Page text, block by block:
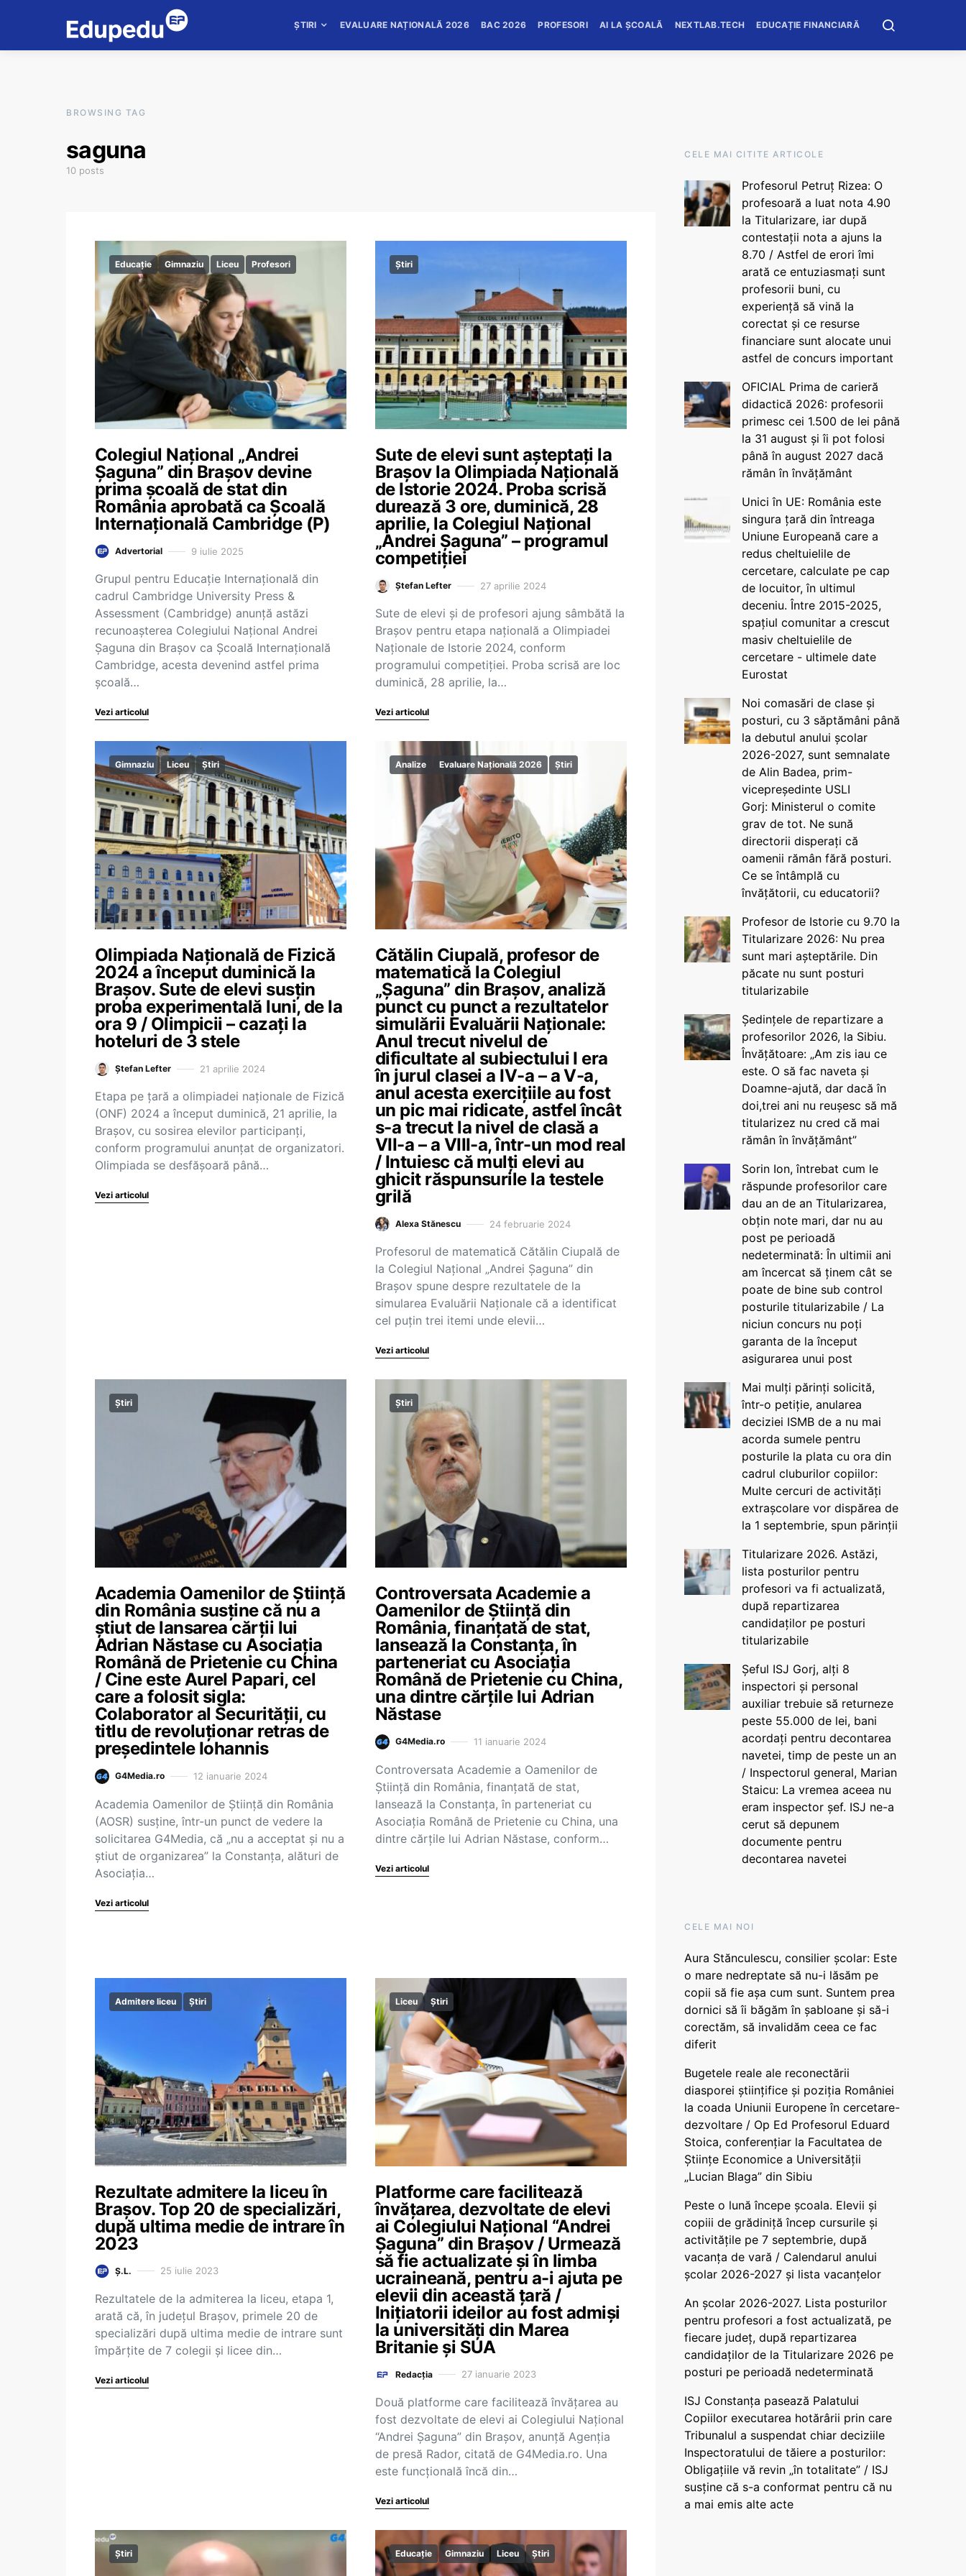
ȘTIRI EVALUARE NAȚIONALĂ 2026 BAC 2026 PROFESORI AI LA ȘCOALĂ NEXTLAB.TECH EDUCAȚIE FINANCIARĂ
BROWSING TAG
saguna
10 posts
Educație Gimnaziu Liceu Profesori
Colegiul Național „Andrei
Șaguna” din Brașov devine
prima școală de stat din
România aprobată ca Școală
Internațională Cambridge (P)
Advertorial 9 iulie 2025
Grupul pentru Educație Internațională din
cadrul Cambridge University Press &
Assessment (Cambridge) anunță astăzi
recunoașterea Colegiului Național Andrei
Șaguna din Brașov ca Școală Internațională
Cambridge, acesta devenind astfel prima
școală…
Vezi articolul
Știri
Sute de elevi sunt așteptați la
Brașov la Olimpiada Națională
de Istorie 2024. Proba scrisă
durează 3 ore, duminică, 28
aprilie, la Colegiul Național
„Andrei Șaguna” – programul
competiției
Ștefan Lefter 27 aprilie 2024
Sute de elevi și de profesori ajung sâmbătă la
Brașov pentru etapa națională a Olimpiadei
Naționale de Istorie 2024, conform
programului competiției. Proba scrisă are loc
duminică, 28 aprilie, la…
Vezi articolul
Gimnaziu Liceu Știri
Olimpiada Națională de Fizică
2024 a început duminică la
Brașov. Sute de elevi susțin
proba experimentală luni, de la
ora 9 / Olimpicii – cazați la
hoteluri de 3 stele
Ștefan Lefter 21 aprilie 2024
Etapa pe țară a olimpiadei naționale de Fizică
(ONF) 2024 a început duminică, 21 aprilie, la
Brașov, cu sosirea elevilor participanți,
conform programului anunțat de organizatori.
Olimpiada se desfășoară până…
Vezi articolul
Analize Evaluare Națională 2026 Știri
Cătălin Ciupală, profesor de
matematică la Colegiul
„Şaguna” din Braşov, analiză
punct cu punct a rezultatelor
simulării Evaluării Naționale:
Anul trecut nivelul de
dificultate al subiectului I era
în jurul clasei a IV-a – a V-a,
anul acesta exercițiile au fost
un pic mai ridicate, astfel încât
s-a trecut la nivel de clasă a
VII-a – a VIII-a, într-un mod real
/ Intuiesc că mulți elevi au
ghicit răspunsurile la testele
grilă
Alexa Stănescu 24 februarie 2024
Profesorul de matematică Cătălin Ciupală de
la Colegiul Național „Andrei Şaguna” din
Braşov spune despre rezultatele de la
simularea Evaluării Naționale că a identificat
cel puțin trei itemi unde elevii…
Vezi articolul
Știri
Academia Oamenilor de Știință
din România susține că nu a
știut de lansarea cărții lui
Adrian Năstase cu Asociația
Română de Prietenie cu China
/ Cine este Aurel Papari, cel
care a folosit sigla:
Colaborator al Securității, cu
titlu de revoluționar retras de
președintele Iohannis
G4Media.ro 12 ianuarie 2024
Academia Oamenilor de Știință din România
(AOSR) susține, într-un punct de vedere la
solicitarea G4Media, că „nu a acceptat și nu a
știut de organizarea” la Constanța, alături de
Asociația…
Vezi articolul
Știri
Controversata Academie a
Oamenilor de Știință din
România, finanțată de stat,
lansează la Constanța, în
parteneriat cu Asociația
Română de Prietenie cu China,
una dintre cărțile lui Adrian
Năstase
G4Media.ro 11 ianuarie 2024
Controversata Academie a Oamenilor de
Știință din România, finanțată de stat,
lansează la Constanța, în parteneriat cu
Asociația Română de Prietenie cu China, una
dintre cărțile lui Adrian Năstase, conform…
Vezi articolul
Admitere liceu Știri
Rezultate admitere la liceu în
Brașov. Top 20 de specializări,
după ultima medie de intrare în
2023
Ș.L. 25 iulie 2023
Rezultatele de la admiterea la liceu, etapa 1,
arată că, în județul Brașov, primele 20 de
specializări după ultima medie de intrare sunt
împărțite de 7 colegii și licee din…
Vezi articolul
Liceu Știri
Platforme care facilitează
învățarea, dezvoltate de elevi
ai Colegiului Național “Andrei
Șaguna” din Brașov / Urmează
să fie actualizate și în limba
ucraineană, pentru a-i ajuta pe
elevii din această țară /
Inițiatorii ideilor au fost admiși
la universități din Marea
Britanie și SUA
Redacția 27 ianuarie 2023
Două platforme care facilitează învățarea au
fost dezvoltate de elevi ai Colegiului Național
“Andrei Șaguna” din Brașov, anunță Agenția
de presă Rador, citată de G4Media.ro. Una
este funcțională încă din…
Vezi articolul
Știri Educație Gimnaziu Liceu Știri
CELE MAI CITITE ARTICOLE
Profesorul Petruț Rizea: O
profesoară a luat nota 4.90
la Titularizare, iar după
contestații nota a ajuns la
8.70 / Astfel de erori îmi
arată ce entuziasmați sunt
profesorii buni, cu
experiență să vină la
corectat și ce resurse
financiare sunt alocate unui
astfel de concurs important
OFICIAL Prima de carieră
didactică 2026: profesorii
primesc cei 1.500 de lei până
la 31 august și îi pot folosi
până în august 2027 dacă
rămân în învățământ
Unici în UE: România este
singura țară din întreaga
Uniune Europeană care a
redus cheltuielile de
cercetare, calculate pe cap
de locuitor, în ultimul
deceniu. Între 2015-2025,
spațiul comunitar a crescut
masiv cheltuielile de
cercetare - ultimele date
Eurostat
Noi comasări de clase și
posturi, cu 3 săptămâni până
la debutul anului școlar
2026-2027, sunt semnalate
de Alin Badea, prim-
vicepreședinte USLI
Gorj: Ministerul o comite
grav de tot. Ne sună
directorii disperați că
oamenii rămân fără posturi.
Ce se întâmplă cu
învățătorii, cu educatorii?
Profesor de Istorie cu 9.70 la
Titularizare 2026: Nu prea
sunt mari așteptările. Din
păcate nu sunt posturi
titularizabile
Ședințele de repartizare a
profesorilor 2026, la Sibiu.
Învățătoare: „Am zis iau ce
este. O să fac naveta și
Doamne-ajută, dar dacă în
doi,trei ani nu reușesc să mă
titularizez nu cred că mai
rămân în învățământ”
Sorin Ion, întrebat cum le
răspunde profesorilor care
dau an de an Titularizarea,
obțin note mari, dar nu au
post pe perioadă
nedeterminată: În ultimii ani
am încercat să ținem cât se
poate de bine sub control
posturile titularizabile / La
niciun concurs nu poți
garanta de la început
asigurarea unui post
Mai mulți părinți solicită,
într-o petiție, anularea
deciziei ISMB de a nu mai
acorda sumele pentru
posturile la plata cu ora din
cadrul cluburilor copiilor:
Multe cercuri de activități
extrașcolare vor dispărea de
la 1 septembrie, spun părinții
Titularizare 2026. Astăzi,
lista posturilor pentru
profesori va fi actualizată,
după repartizarea
candidaților pe posturi
titularizabile
Șeful ISJ Gorj, alți 8
inspectori și personal
auxiliar trebuie să returneze
peste 55.000 de lei, bani
acordați pentru decontarea
navetei, timp de peste un an
/ Inspectorul general, Marian
Staicu: La vremea aceea nu
eram inspector șef. ISJ ne-a
cerut să depunem
documente pentru
decontarea navetei
CELE MAI NOI
Aura Stănculescu, consilier școlar: Este
o mare nedreptate să nu-i lăsăm pe
copii să fie așa cum sunt. Suntem prea
dornici să îi băgăm în șabloane și să-i
corectăm, să invalidăm ceea ce fac
diferit
Bugetele reale ale reconectării
diasporei științifice și poziția României
la coada Uniunii Europene în cercetare-
dezvoltare / Op Ed Profesorul Eduard
Stoica, conferențiar la Facultatea de
Științe Economice a Universității
„Lucian Blaga” din Sibiu
Peste o lună începe școala. Elevii și
copiii de grădiniță încep cursurile și
activitățile pe 7 septembrie, după
vacanța de vară / Calendarul anului
școlar 2026-2027 și lista vacanțelor
An școlar 2026-2027. Lista posturilor
pentru profesori a fost actualizată, pe
fiecare județ, după repartizarea
candidaților de la Titularizare 2026 pe
posturi pe perioadă nedeterminată
ISJ Constanța pasează Palatului
Copiilor executarea hotărârii prin care
Tribunalul a suspendat chiar deciziile
Inspectoratului de tăiere a posturilor:
Obligațiile vă revin „în totalitate” / ISJ
susține că s-a conformat pentru că nu
a mai emis alte acte